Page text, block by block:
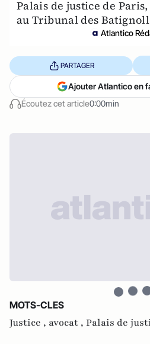
Palais de justice de
au Tribunal des
Atlantico
Écoutez cet article0:00min
PARTAGER
Ajouter Atlantico en
MOTS-CLES
Justice , avocat , Palais de